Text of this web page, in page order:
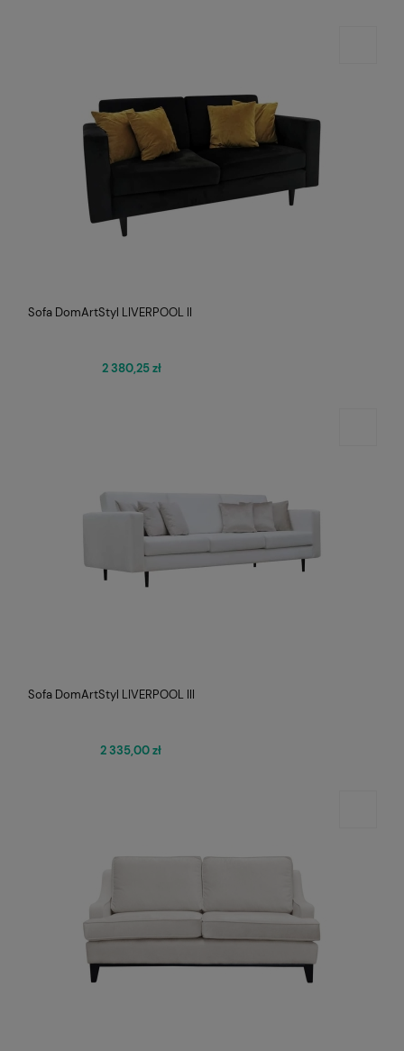
Sofa DomArtStyl LIVERPOOL II
2 380,25 zł
Sofa DomArtStyl LIVERPOOL III
2 335,00 zł